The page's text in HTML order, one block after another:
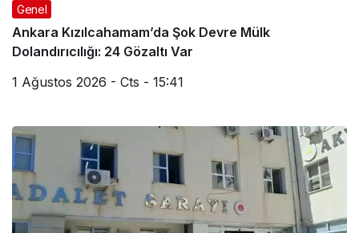
Genel
Ankara Kızılcahamam’da Şok Devre Mülk
Dolandırıcılığı: 24 Gözaltı Var
1 Ağustos 2026 - Cts - 15:41